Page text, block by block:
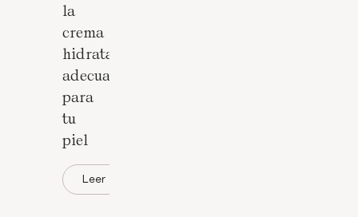
la
crema
hidratante
adecuada
para
tu
piel
Leer